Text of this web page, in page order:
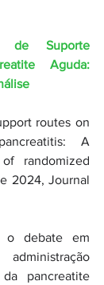
de Suporte
Aguda:
routes on
A
randomized
2024, Journal
o debate em
pancreatite